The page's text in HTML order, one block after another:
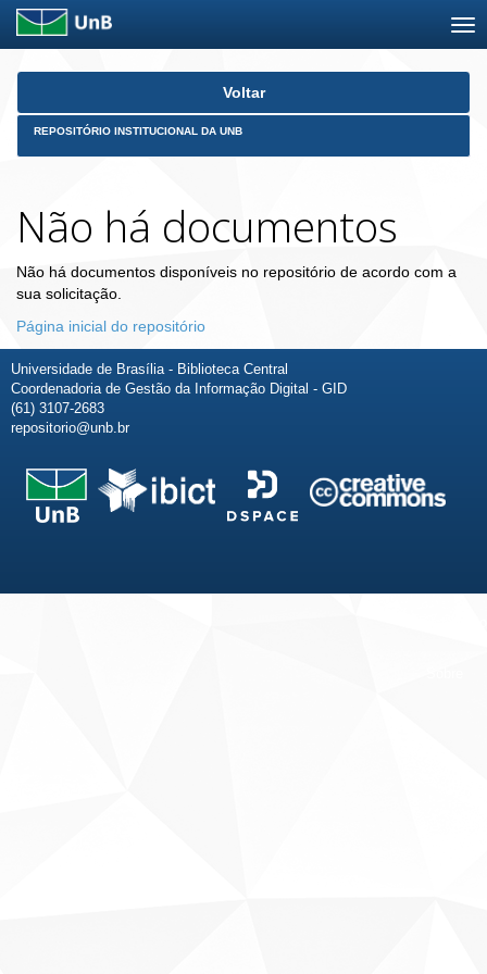
Skip
Voltar
REPOSITÓRIO INSTITUCIONAL DA UNB
Não há documentos
Não há documentos disponíveis no repositório de acordo com a
sua solicitação.
Página inicial do repositório
Universidade de Brasília - Biblioteca Central
Coordenadoria de Gestão da Informação Digital - GID
(61) 3107-2683
repositorio@unb.br